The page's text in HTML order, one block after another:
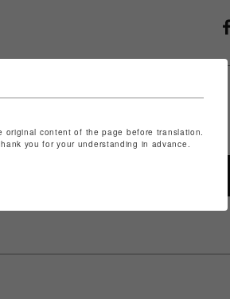
original content of the page before translation.
you for your understanding in advance.